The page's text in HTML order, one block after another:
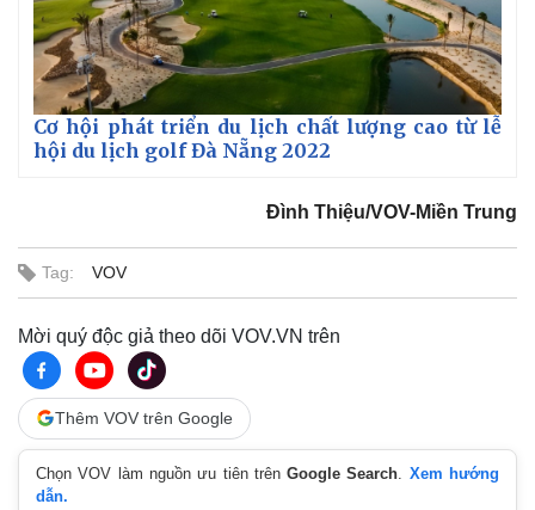
Cơ hội phát triển du lịch chất lượng cao từ lễ
hội du lịch golf Đà Nẵng 2022
Đình Thiệu/VOV-Miền Trung
Tag: VOV
Mời quý độc giả theo dõi VOV.VN trên
Thêm VOV trên Google
Chọn VOV làm nguồn ưu tiên trênGoogle Search
Xem hướng
dẫn.